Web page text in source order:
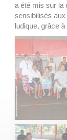
a été mis sur la
sensibilisés
ludique, grâce